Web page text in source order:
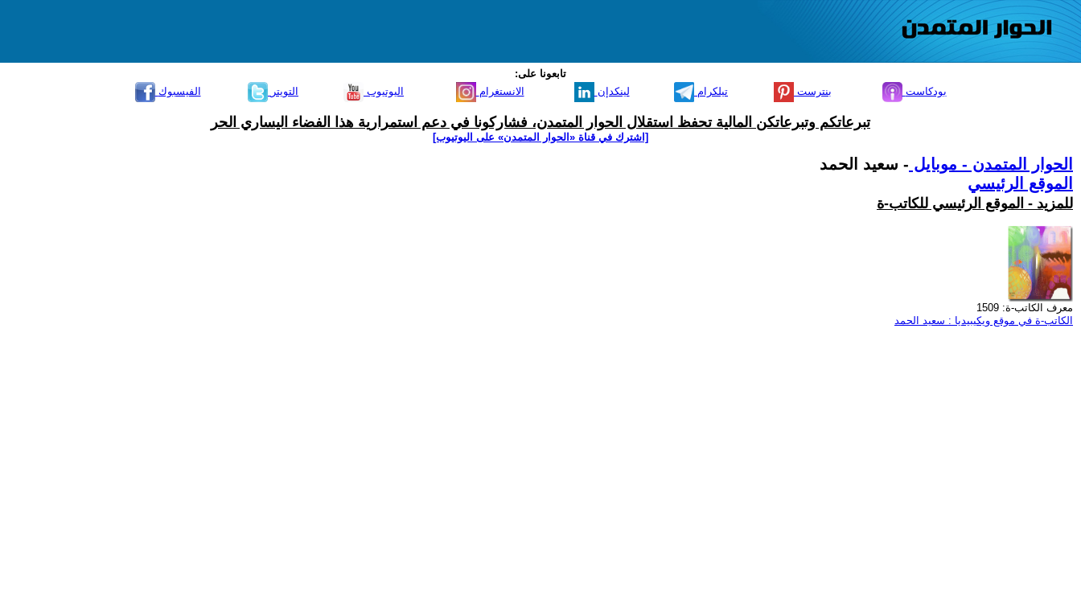
تابعونا على:
الفيسبوك
التويتر اليوتيوب الانستغرام لينكدإن تيلكرام بنترست بودكاست
تبرعاتكم وتبرعاتكن المالية تحفظ استقلال الحوار المتمدن، فشاركونا في دعم استمرارية هذا الفضاء اليساري الحر
[اشترك في قناة ‫«الحوار المتمدن» على اليوتيوب]
الحوار المتمدن - موبايل - سعيد الحمد
الموقع الرئيسي
للمزيد - الموقع الرئيسي للكاتب-ة
معرف الكاتب-ة: 1509
الكاتب-ة في موقع ويكيبيديا : سعيد الحمد